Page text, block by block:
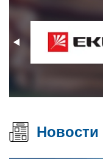
Новости